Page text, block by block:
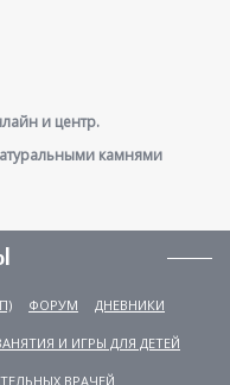
и центр.
камнями
ФОРУМ ДНЕВНИКИ
И ИГРЫ ДЛЯ ДЕТЕЙ
ВРАЧЕЙ